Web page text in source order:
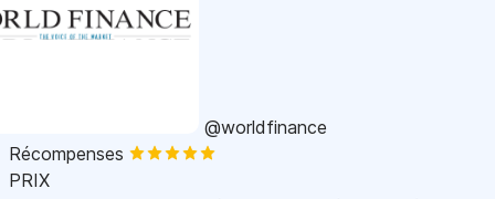
@worldfinance
Récompenses
PRIX